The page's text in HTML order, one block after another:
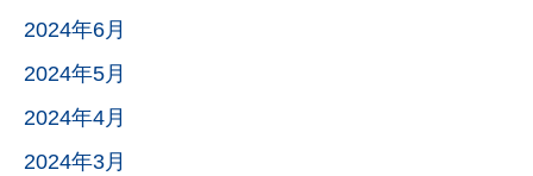
2024年6月
2024年5月
2024年4月
2024年3月